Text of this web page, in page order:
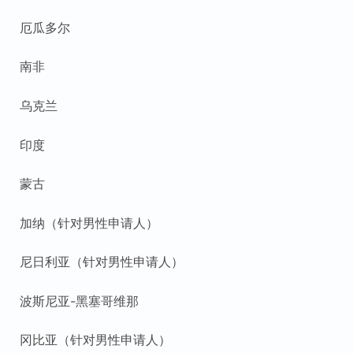
厄瓜多尔
南非
乌克兰
印度
蒙古
加纳（针对男性申请人）
尼日利亚（针对男性申请人）
波斯尼亚-黑塞哥维那
冈比亚（针对男性申请人）